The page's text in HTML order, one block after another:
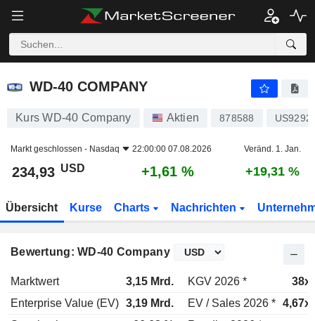
WD-40 COMPANY
WD-40 COMPANY
Kurs WD-40 Company Aktien 878588
Markt geschlossen - Nasdaq 22:00:00 07.08.2026 Veränd. 1. Jan.
234,93 USD +1,61 % +19,31 %
Übersicht Kurse Charts Nachrichten
Bewertung: WD-40 Company
Marktwert 3,15 Mrd. KGV 2026 *
38x
Enterprise Value (EV) 3,19 Mrd. EV / Sales 2026 * 4,67x